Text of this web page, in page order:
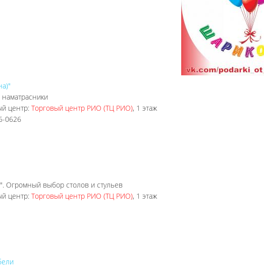
центр: Торговый центр РИО (ТЦ РИО), 1 этаж
0626
Огромный выбор столов и стульев
центр: Торговый центр РИО (ТЦ РИО), 1 этаж